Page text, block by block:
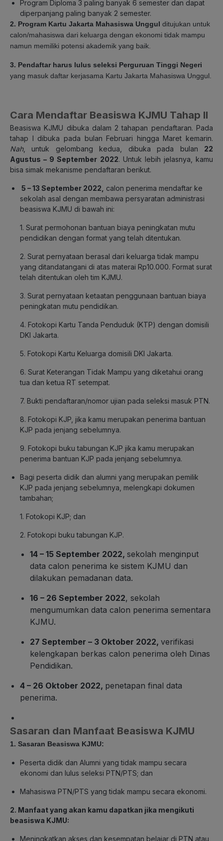
Program Diploma 3 paling banyak 6 semester dan dapat
diperpanjang paling banyak 2 semester.
2. Program Kartu Jakarta Mahasiswa Unggul ditujukan untuk
calon/mahasiswa dari keluarga dengan ekonomi tidak mampu
namun memiliki potensi akademik yang baik.
3. Pendaftar harus lulus seleksi Perguruan Tinggi Negeri
yang masuk daftar kerjasama Kartu Jakarta Mahasiswa Unggul.
Cara Mendaftar Beasiswa KJMU Tahap II
Beasiswa KJMU dibuka dalam 2 tahapan pendaftaran. Pada
tahap I dibuka pada bulan Februari hingga Maret kemarin.
Nah, untuk gelombang kedua, dibuka pada bulan 22
Agustus – 9 September 2022. Untuk lebih jelasnya, kamu
bisa simak mekanisme pendaftaran berikut.
5 – 13 September 2022,
calon penerima mendaftar ke
sekolah asal dengan membawa persyaratan administrasi
beasiswa KJMU di bawah ini:
1. Surat permohonan bantuan biaya peningkatan mutu
pendidikan dengan format yang telah ditentukan.
2. Surat pernyataan berasal dari keluarga tidak mampu
yang ditandatangani di atas materai Rp10.000. Format surat
telah ditentukan oleh tim KJMU.
3. Surat pernyataan ketaatan penggunaan bantuan biaya
peningkatan mutu pendidikan.
4. Fotokopi Kartu Tanda Penduduk (KTP) dengan domisili
DKI Jakarta.
5. Fotokopi Kartu Keluarga domisili DKI Jakarta.
6. Surat Keterangan Tidak Mampu yang diketahui orang
tua dan ketua RT setempat.
7. Bukti pendaftaran/nomor ujian pada seleksi masuk PTN.
8. Fotokopi KJP, jika kamu merupakan penerima bantuan
KJP pada jenjang sebelumnya.
9. Fotokopi buku tabungan KJP jika kamu merupakan
penerima bantuan KJP pada jenjang sebelumnya.
Bagi peserta didik dan alumni yang merupakan pemilik
KJP pada jenjang sebelumnya, melengkapi dokumen
tambahan;
1. Fotokopi KJP; dan
2. Fotokopi buku tabungan KJP.
14 – 15 September 2022, sekolah menginput
data calon penerima ke sistem KJMU dan
dilakukan pemadanan data.
16 – 26 September 2022, sekolah
mengumumkan data calon penerima sementara
KJMU.
27 September – 3 Oktober 2022, verifikasi
kelengkapan berkas calon penerima oleh Dinas
Pendidikan.
4 – 26 Oktober 2022, penetapan final data
penerima.
Sasaran dan Manfaat Beasiswa KJMU
1. Sasaran Beasiswa KJMU:
Peserta didik dan Alumni yang tidak mampu secara
ekonomi dan lulus seleksi PTN/PTS; dan
Mahasiswa PTN/PTS yang tidak mampu secara ekonomi.
2. Manfaat yang akan kamu dapatkan jika mengikuti
beasiswa KJMU:
Meningkatkan akses dan kesempatan belajar di PTN atau